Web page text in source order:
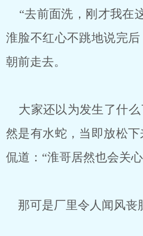
“去前面洗，刚才我在
淮脸不红心不跳地说完
朝前走去。
大家还以为发生了什么
然是有水蛇，当即放松
侃道：“淮哥居然也会关
那可是厂里令人闻风丧